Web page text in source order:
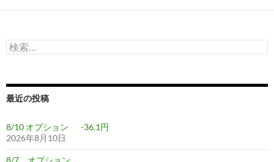
検
索:
最近の投稿
8/10 オプション -36.1円
2026年8月10日